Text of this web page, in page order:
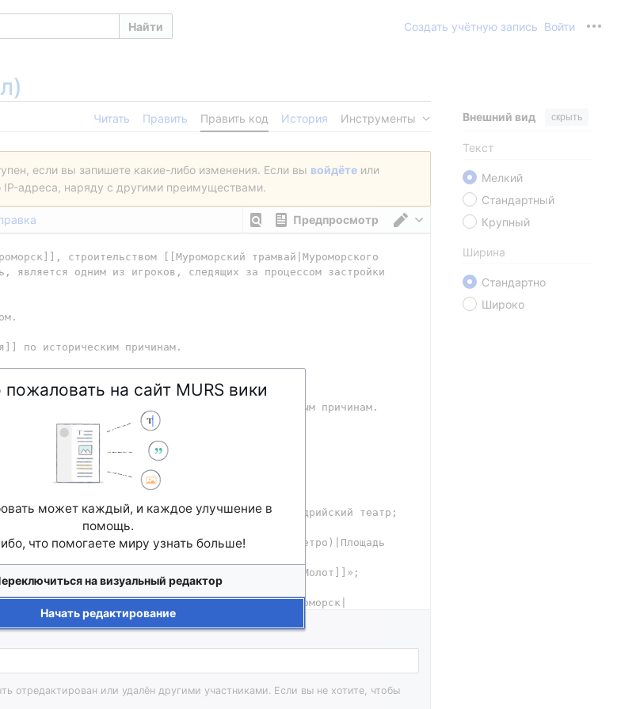
Найти Создать учётную запись Войти
Читать Править Править код История Инструменты Внешний вид скрыть
Текст
Мелкий
Стандартный
Крупный
Ширина
Стандартно
Широко
если вы запишете какие-либо изменения. Если вы войдёте или
IP-адреса, наряду с другими преимуществами.
Предпросмотр
Переключить редактор
отредактирован или удалён другими участниками. Если вы не хотите, чтобы
на сайт MURS вики
может каждый, и каждое улучшение в
помощь.
что помогаете миру узнать больше!
на визуальный редактор
Начать редактирование